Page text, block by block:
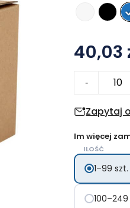
40,03
-
kubek
stali
nierdzewnej
RCS
Zapytaj
Im więcej
ILOŚĆ
1–99 szt.
100–249